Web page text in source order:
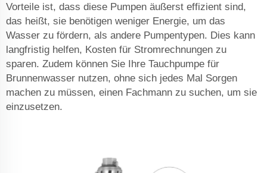
Vorteile ist, dass diese Pumpen äußerst effizient sind,
das heißt, sie benötigen weniger Energie, um das
Wasser zu fördern, als andere Pumpentypen. Dies kann
langfristig helfen, Kosten für Stromrechnungen zu
sparen. Zudem können Sie Ihre Tauchpumpe für
Brunnenwasser nutzen, ohne sich jedes Mal Sorgen
machen zu müssen, einen Fachmann zu suchen, um sie
einzusetzen.